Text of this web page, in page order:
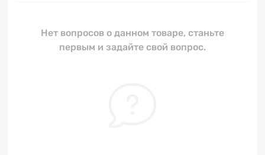
Нет вопросов о данном товаре, станьте
первым и задайте свой вопрос.